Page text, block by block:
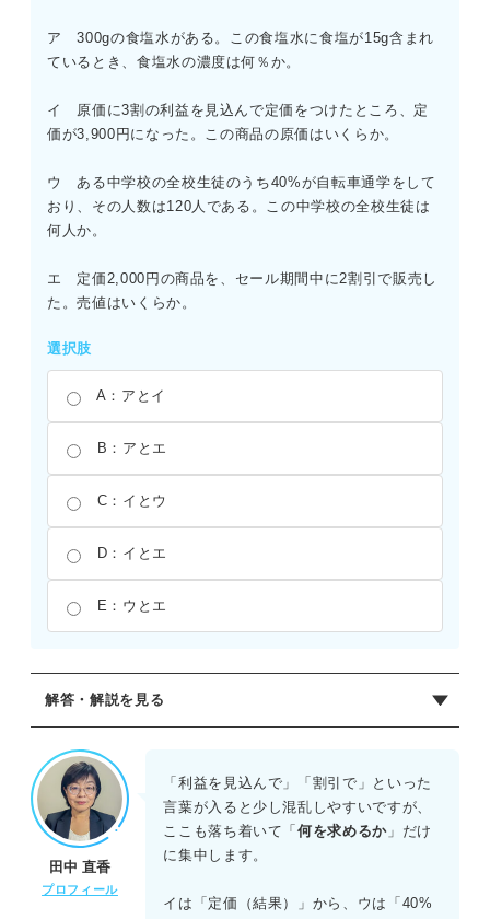
ア 300gの食塩水がある。この食塩水に食塩が15g含まれ
ているとき、食塩水の濃度は何％か。
イ 原価に3割の利益を見込んで定価をつけたところ、定
価が3,900円になった。この商品の原価はいくらか。
ウ ある中学校の全校生徒のうち40%が自転車通学をして
おり、その人数は120人である。この中学校の全校生徒は
何人か。
エ 定価2,000円の商品を、セール期間中に2割引で販売し
た。売値はいくらか。
選択肢
A：アとイ
B：アとエ
C：イとウ
D：イとエ
E：ウとエ
解答・解説を見る
正解：C
「元になる量（全体）」を求めるのか、「比べられる量
（部分）」を求めるのかに着目する。
イは、「定価（部分）」と「利益率を含んだ割合（1.3
倍）」から、「原価（全体）」を割り戻して求める問題で
ある。 ウは、「自転車通学者数（部分）」と「その割合
田中 直香
プロフィール
「利益を見込んで」「割引で」といった
言葉が入ると少し混乱しやすいですが、
ここも落ち着いて「何を求めるか 」だけ
に集中します。
イは「定価（結果）」から、ウは「40%